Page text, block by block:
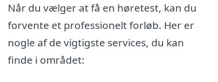
Når du vælger at få en høretest, kan du
forvente et professionelt forløb. Her er
nogle af de vigtigste services, du kan
finde i området: